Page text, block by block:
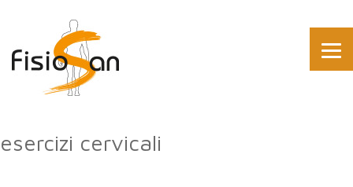
esercizi cervicali